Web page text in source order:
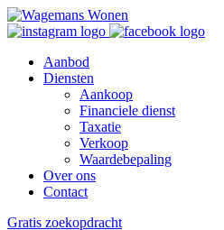
Aanbod
Diensten
Aankoop
Financiele dienst
Taxatie
Verkoop
Waardebepaling
Over ons
Contact
Gratis zoekopdracht